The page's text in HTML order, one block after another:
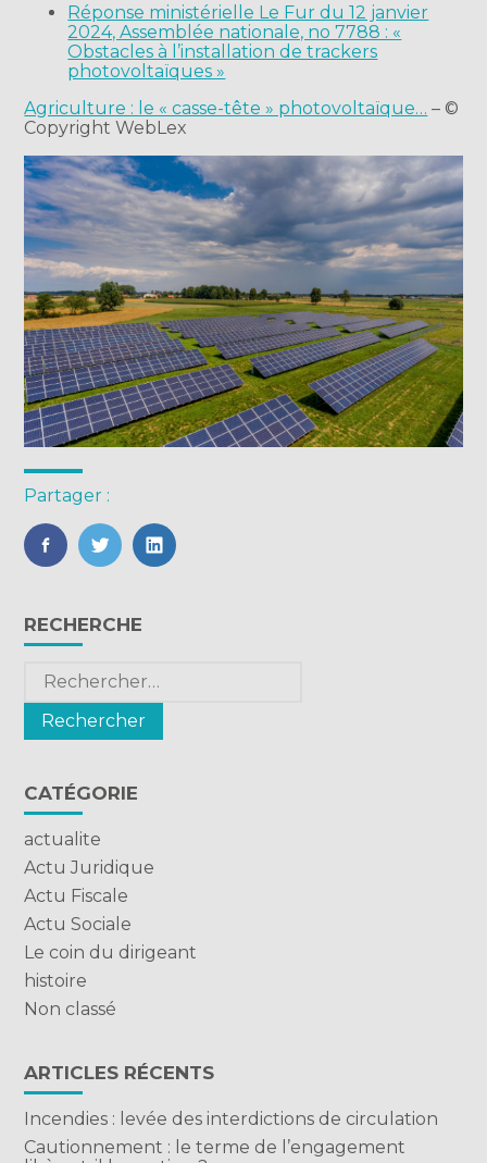
Réponse ministérielle Le Fur du 12 janvier
2024, Assemblée nationale, no 7788 : «
Obstacles à l’installation de trackers
photovoltaïques »
Agriculture : le « casse-tête » photovoltaïque… – ©
Copyright WebLex
Partager :
FaceBook
TwitterLinkedIn
Blog
sidebar
RECHERCHE
Rechercher :
CATÉGORIE
actualite
Actu Juridique
Actu Fiscale
Actu Sociale
Le coin du dirigeant
histoire
Non classé
ARTICLES RÉCENTS
Incendies : levée des interdictions de circulation
Cautionnement : le terme de l’engagement